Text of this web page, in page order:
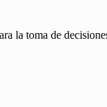
la toma de